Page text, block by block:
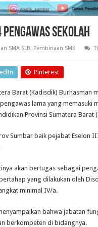
Sekolah
SMA SLB, Pembinaan SMK
Pinterest
Barat (Kadisdik) Burhasman
lama yang memasuki
Provinsi Sumatera Barat
Sumbar baik pejabat Eselon
akan bertugas sebagai
yang dilakukan oleh
minimal IV/a.
bahwa jabatan
berkompeten di bidangnya.